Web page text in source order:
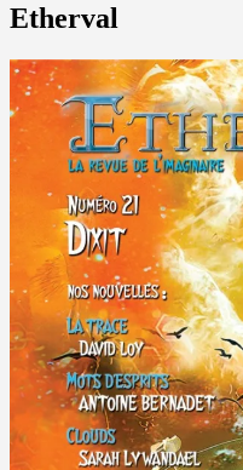
Etherval